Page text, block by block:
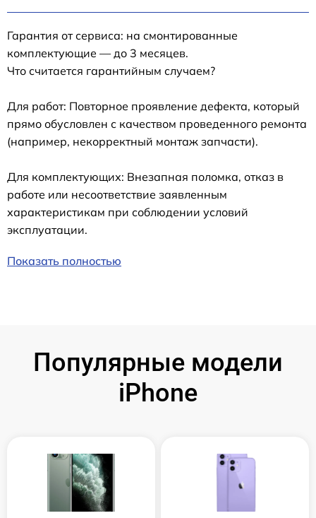
Гарантия от сервиса: на смонтированные
комплектующие — до 3 месяцев.
Что считается гарантийным случаем?
Для работ: Повторное проявление дефекта, который
прямо обусловлен с качеством проведенного ремонта
(например, некорректный монтаж запчасти).
Для комплектующих: Внезапная поломка, отказ в
работе или несоответствие заявленным
характеристикам при соблюдении условий
эксплуатации.
Показать полностью
Популярные модели
iPhone